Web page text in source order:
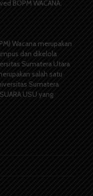
BOPM WACANA.
Wacana merupakan
dan dikelola
Sumatera Utara
salah satu
Sumatera
USU yang